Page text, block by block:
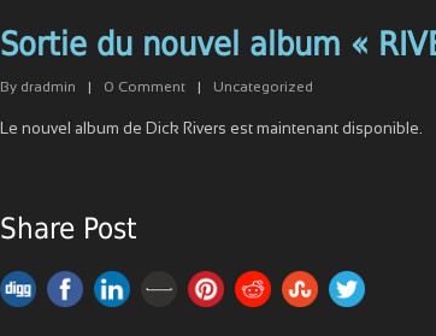
Sortie du nouvel album «
By dradmin 0 Comment Uncategorized
Le nouvel album de Dick Rivers est maintenant disponible.
Share Post